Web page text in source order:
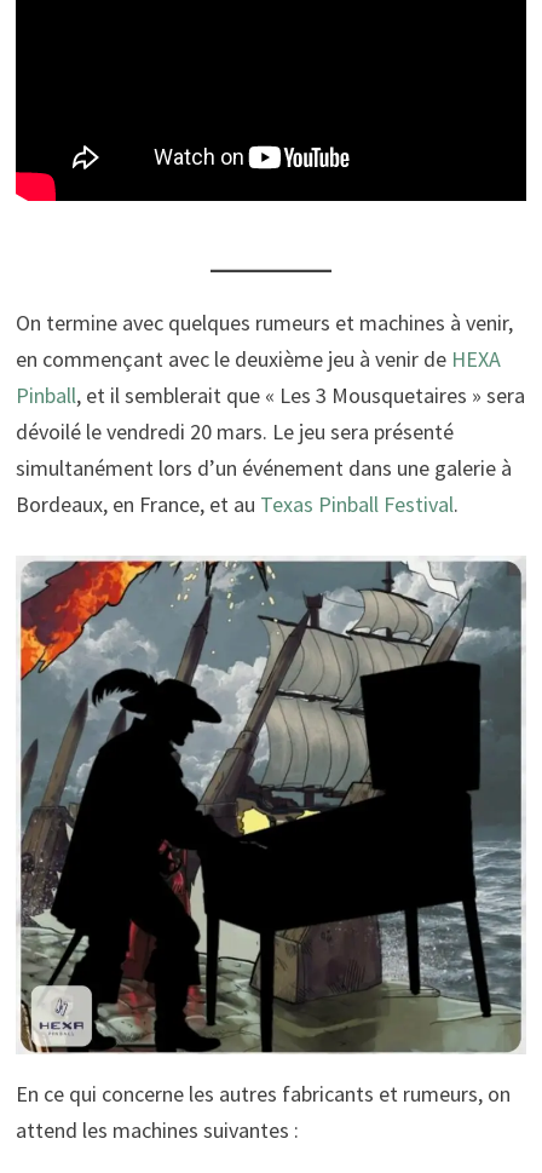
On termine avec quelques rumeurs et machines à venir,
en commençant avec le deuxième jeu à venir de HEXA
Pinball, et il semblerait que « Les 3 Mousquetaires » sera
dévoilé le vendredi 20 mars. Le jeu sera présenté
simultanément lors d’un événement dans une galerie à
Bordeaux, en France, et au Texas Pinball Festival.
En ce qui concerne les autres fabricants et rumeurs, on
attend les machines suivantes :